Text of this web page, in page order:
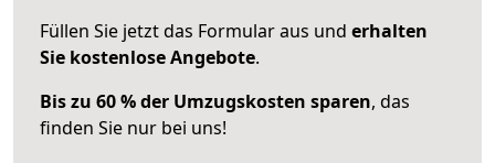
Füllen Sie jetzt das Formular aus und erhalten
Sie kostenlose Angebote.
Bis zu 60 % der Umzugskosten sparen, das
finden Sie nur bei uns!